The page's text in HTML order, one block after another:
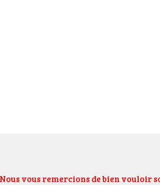
vous remercions de bien vouloir